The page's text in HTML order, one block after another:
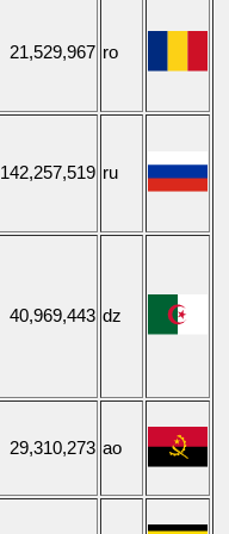
21,529,967 ro
142,257,519 ru
40,969,443 dz
29,310,273 ao